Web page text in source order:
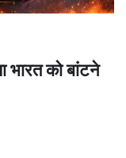
को बांटने